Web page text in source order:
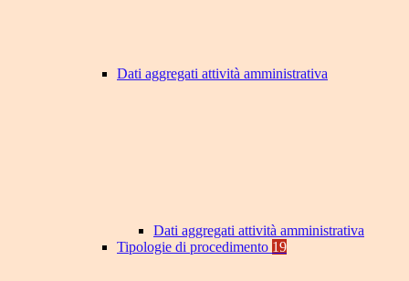
Dati aggregati attività amministrativa
Dati aggregati attività amministrativa
Tipologie di procedimento 19